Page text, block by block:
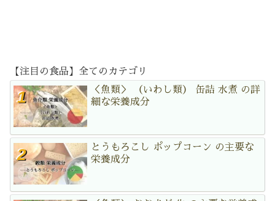
【注目の食品】全てのカテゴリ
＜魚類＞ （いわし類） 缶詰 水煮 の詳
細な栄養成分
とうもろこし ポップコーン の主要な
栄養成分